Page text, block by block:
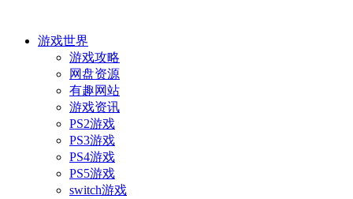
游戏世界
游戏攻略
网盘资源
有趣网站
游戏资讯
PS2游戏
PS3游戏
PS4游戏
PS5游戏
switch游戏